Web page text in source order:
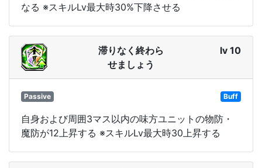
なる ※スキルLv最大時30%下降させる
滞りなく終わら
せましょう
lv 10
Passive Buff
自身および周囲3マス以内の味方ユニットの物防・
魔防が12上昇する ※スキルLv最大時30上昇する